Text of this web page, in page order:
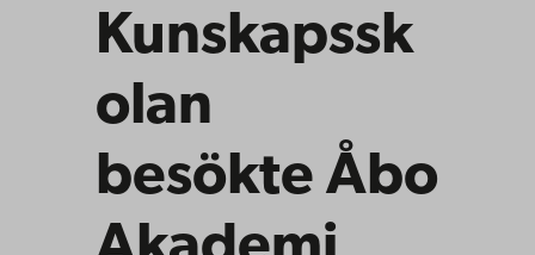
Kunskapssk
olan
besökte Åbo